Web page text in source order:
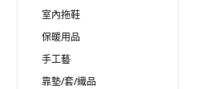
室內拖鞋
保暖用品
手工藝
靠墊/套/織品